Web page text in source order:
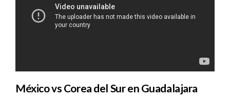
México vs Corea del Sur en Guadalajara